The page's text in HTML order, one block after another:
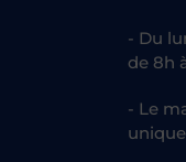
- Du
de 8h
- Le